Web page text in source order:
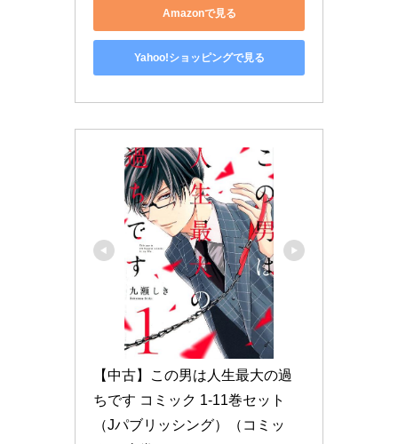
Amazonで見る
Yahoo!ショッピングで見る
【中古】この男は人生最大の過
ちです コミック 1-11巻セット
（Jパブリッシング）（コミッ